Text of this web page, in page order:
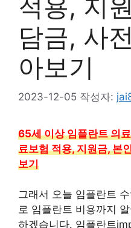
적용, 지
담금, 사
아보기
2023-12-05 작성자:
65세 이상 임플란트 의
료보험 적용, 지원금, 본
보기
그래서 오늘 임플란트
로 임플란트 비용까지
하겠습니다. 임플란트